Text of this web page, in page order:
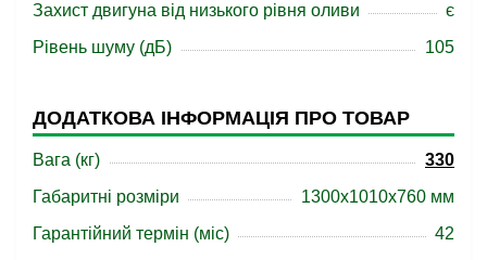
Захист двигуна від низького рівня оливи
є
Рівень шуму (дБ)
105
ДОДАТКОВА ІНФОРМАЦІЯ ПРО ТОВАР
Вага (кг)
330
Габаритні розміри
1300x1010x760 мм
Гарантійний термін (міс)
42